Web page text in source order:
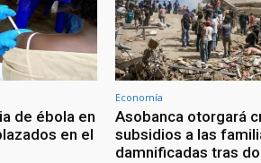
de ébola en
en el
Economía
Asobanca otorgará
subsidios a las
damnificadas tras